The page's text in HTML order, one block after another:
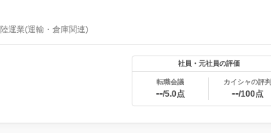
陸運業(運輸・倉庫関連)
社員・元社員の評価
転職会議
--/5.0点
カイシャの評判
--/100点